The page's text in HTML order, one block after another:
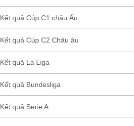
Kết quả Cúp C1 châu Âu
Kết quả Cúp C2 Châu âu
Kết quả La Liga
Kết quả Bundesliga
Kết quả Serie A